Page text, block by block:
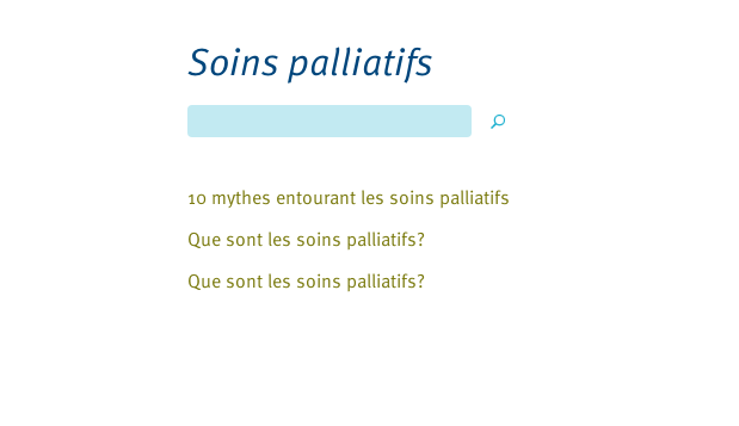
Soins palliatifs
10 mythes entourant les soins palliatifs
Que sont les soins palliatifs?
Que sont les soins palliatifs?